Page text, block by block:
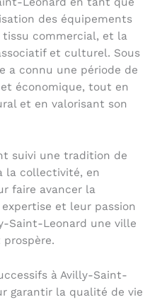
des équipements
commercial, et la
et culturel. Sous
a connu une période de
économique, tout en
et en valorisant son
suivi une tradition de
la collectivité, en
faire avancer la
et leur passion
Saint-Leonard une ville
à Avilly-Saint-
garantir la qualité de vie